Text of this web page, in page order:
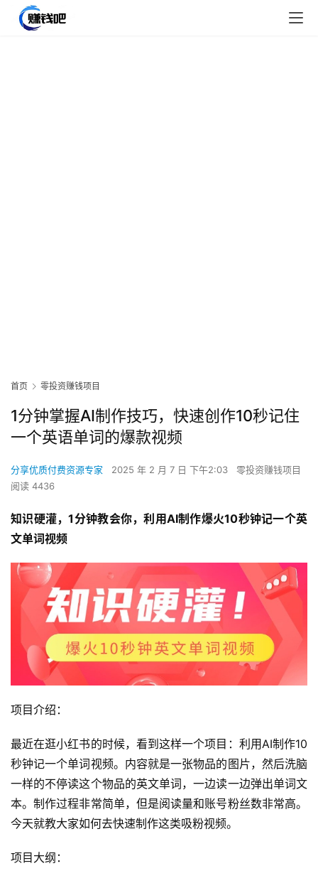
首页 零投资赚钱项目
1分钟掌握AI制作技巧，快速创作10秒记住
一个英语单词的爆款视频
分享优质付费资源专家 2025 年 2 月 7 日 下午2:03
零投资赚钱项目
阅读 4436
知识硬灌，1分钟教会你，利用AI制作爆火10秒钟记一个英
文单词视频
项目介绍：
最近在逛小红书的时候，看到这样一个项目：利用AI制作10
秒钟记一个单词视频。内容就是一张物品的图片，然后洗脑
一样的不停读这个物品的英文单词，一边读一边弹出单词文
本。制作过程非常简单，但是阅读量和账号粉丝数非常高。
今天就教大家如何去快速制作这类吸粉视频。
项目大纲：